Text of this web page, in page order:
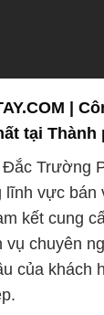
phẩm nổi
được lựa
cung
trọng
sự phát triển
hướng
còn xây